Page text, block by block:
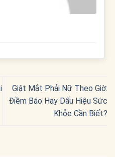
Giật Mắt Phải Nữ Theo Giờ:
Điềm Báo Hay Dấu Hiệu Sức
Khỏe Cần Biết?